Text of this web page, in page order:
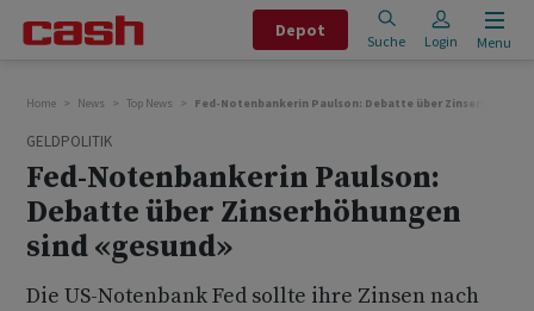
Depot
Suche Login Menu
Home News Top News Fed-Notenbankerin Paulson: Debatte über
GELDPOLITIK
Fed-Notenbankerin Paulson:
Debatte über Zinserhöhungen
sind «gesund»
Die US-Notenbank Fed sollte ihre Zinsen nach